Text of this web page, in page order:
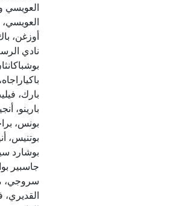
العويسي
العويسي،
أوزغن،
نادي
بارك،
بارينو،
بونس،
بوتنيس،
بوشارد
جاسبير
سروجي،
القديري،